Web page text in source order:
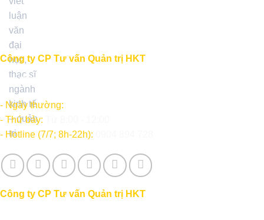
Công ty CP Tư vấn Quản trị HKT
"Học thức - Kinh nghiệm - Thành công"
- Ngày thường:
- Thứ bảy:
- Hotline (7/7; 8h-22h):
Công ty CP Tư vấn Quản trị HKT